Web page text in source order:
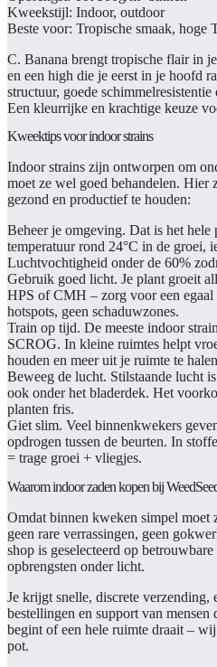
Kweekstijl: Indoor, outdoor
Beste voor: Tropische smaak, hoge
C. Banana brengt tropische flair in
en een high die je eerst in je hoofd
structuur, goede
Een kleurrijke en krachtige keuze
Kweektips voor indoor strains
Indoor strains zijn ontworpen om
moet ze wel goed behandelen. Hier
gezond en productief te houden:
Beheer je omgeving. Dat is het hele
temperatuur rond 24°C in de groei,
Luchtvochtigheid onder de 60%
Gebruik goed licht. Je plant groeit
HPS of CMH – zorg voor een egaal
hotspots, geen schaduwzones.
Train op tijd. De meeste indoor
SCROG. In kleine ruimtes helpt
houden en meer uit je ruimte te
Beweeg de lucht. Stilstaande lucht
ook onder het bladerdek. Het
planten fris.
Giet slim. Veel binnenkwekers
opdrogen tussen de beurten. In
= trage groei + vliegjes.
Waarom indoor zaden kopen bij
Omdat binnen kweken simpel moet
geen rare verrassingen, geen
shop is geselecteerd op
opbrengsten onder licht.
Je krijgt snelle, discrete verzending,
bestellingen en support van
begint of een hele ruimte draait –
pot.